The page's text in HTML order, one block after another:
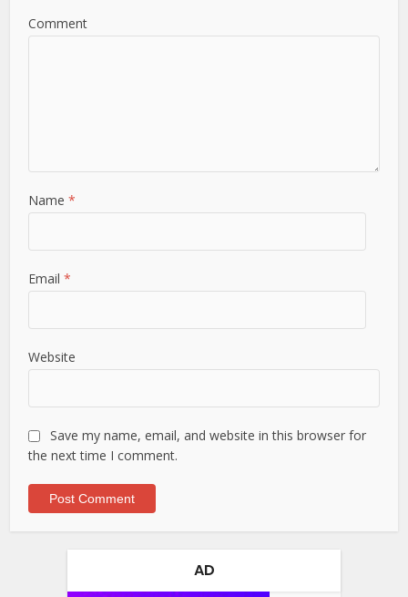
Comment
Name*
Email*
Website
Save my name, email, and website in this browser for
the next time I comment.
AD